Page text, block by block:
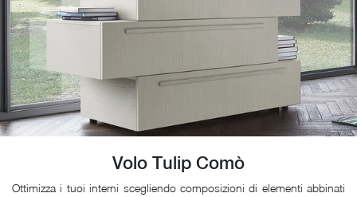
Volo Tulip Comò
Ottimizza i tuoi interni scegliendo composizioni di elementi abbinati